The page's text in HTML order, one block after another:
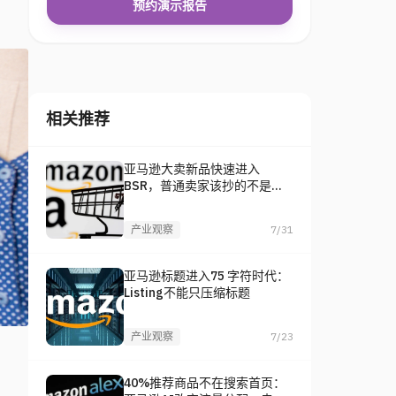
预约演示报告
相关推荐
亚马逊大卖新品快速进入
BSR，普通卖家该抄的不是
产业观察 7/31
亚马逊标题进入75 字符时代：
Listing不能只压缩标题
产业观察 7/23
40%推荐商品不在搜索首页：